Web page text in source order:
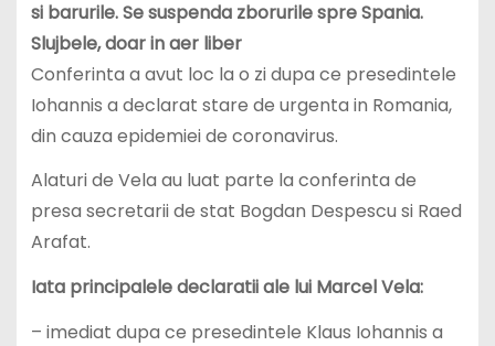
Conferinta a avut loc la o zi dupa ce presedintele
Iohannis a declarat stare de urgenta in Romania,
din cauza epidemiei de coronavirus.
Alaturi de Vela au luat parte la conferinta de
presa secretarii de stat Bogdan Despescu si Raed
Arafat.
Iata principalele declaratii ale lui Marcel Vela:
– imediat dupa ce presedintele Klaus Iohannis a